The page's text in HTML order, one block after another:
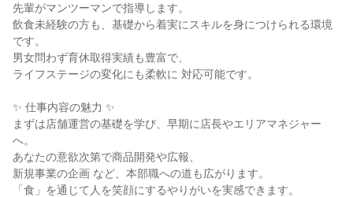
先輩がマンツーマンで指導します。
飲食未経験の方も、基礎から着実にスキルを身につけられる環境
です。
男女問わず育休取得実績も豊富で、
ライフステージの変化にも柔軟に 対応可能です。
✨ 仕事内容の魅力 ✨
まずは店舗運営の基礎を学び、早期に店長やエリアマネジャー
へ。
あなたの意欲次第で商品開発や広報、
新規事業の企画 など、本部職への道も広がります。
「食」を通じて人を笑顔にするやりがいを実感できます。